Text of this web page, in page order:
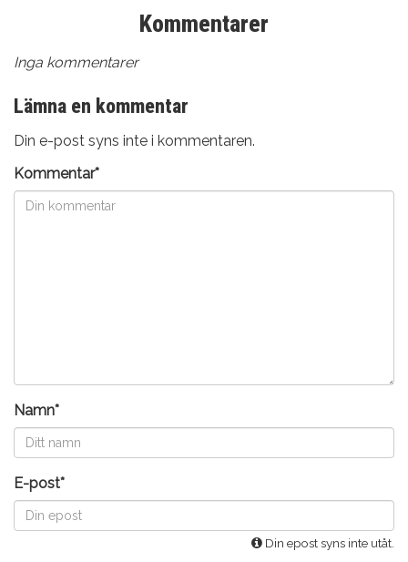
Kommentarer
Inga kommentarer
Lämna en kommentar
Din e-post syns inte i kommentaren.
Kommentar*
Namn*
E-post*
Din epost syns inte utåt.